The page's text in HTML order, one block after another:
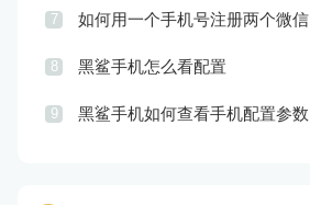
7 如何用一个手机号注册两个微信
8 黑鲨手机怎么看配置
9 黑鲨手机如何查看手机配置参数